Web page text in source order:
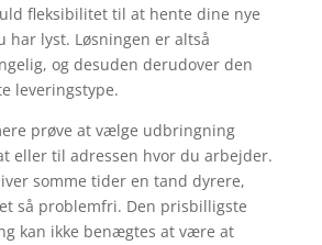
fleksibilitet til at hente dine nye
har lyst. Løsningen er altså
og desuden derudover den
leveringstype.
prøve at vælge udbringning
eller til adressen hvor du arbejder.
somme tider en tand dyrere,
så problemfri. Den prisbilligste
kan ikke benægtes at være at